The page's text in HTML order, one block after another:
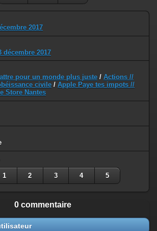
2017
décembre 2017
pour un monde plus juste / Actions //
civile / Apple Paye tes impots //
Store Nantes
1 2 3 4 5
0 commentaire